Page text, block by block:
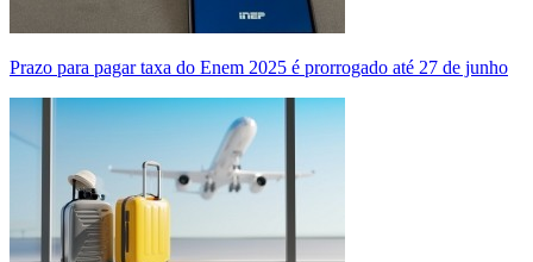
Prazo para pagar taxa do Enem 2025 é prorrogado até 27 de junho